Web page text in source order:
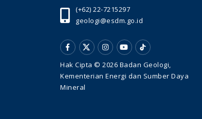
(+62) 22-7215297
geologi@esdm.go.id
Hak Cipta © 2026 Badan Geologi,
Kementerian Energi dan Sumber Daya
Mineral